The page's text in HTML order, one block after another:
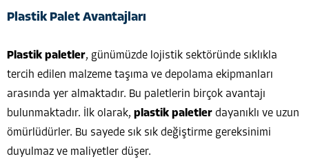
Plastik Palet Avantajları
Plastik paletler, günümüzde lojistik sektöründe sıklıkla
tercih edilen malzeme taşıma ve depolama ekipmanları
arasında yer almaktadır. Bu paletlerin birçok avantajı
bulunmaktadır. İlk olarak, plastik paletler dayanıklı ve uzun
ömürlüdürler. Bu sayede sık sık değiştirme gereksinimi
duyulmaz ve maliyetler düşer.